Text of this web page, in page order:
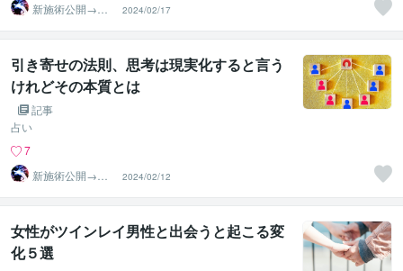
新施術公開→≪
相手意識強制変
化≫◆星桜龍
2024/02/17
引き寄せの法則、思考は現実化すると言う
けれどその本質とは
記事
占い
7
新施術公開→≪
相手意識強制変
化≫◆星桜龍
2024/02/12
女性がツインレイ男性と出会うと起こる変
化５選